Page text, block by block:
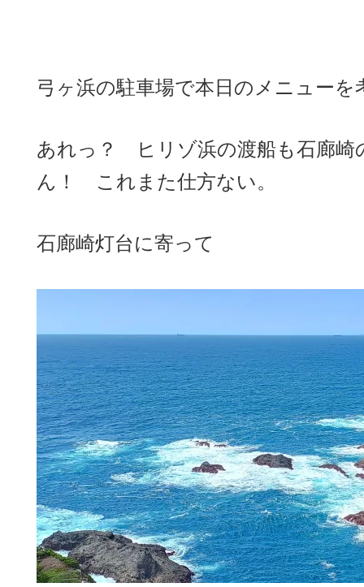
弓ヶ浜の駐車場で本日のメニューを
あれっ？ ヒリゾ浜の渡船も石廊崎
ん！ これまた仕方ない。
石廊崎灯台に寄って